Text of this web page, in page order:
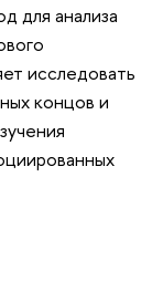
для анализа
исследовать
концов и